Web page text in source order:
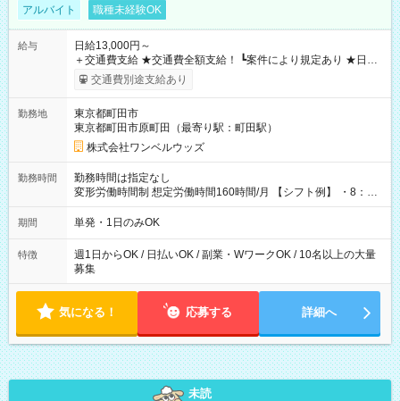
アルバイト 職種未経験OK
給与
日給13,000円～
＋交通費支給 ★交通費全額支給！ ┗案件により規定あり ★日払
いOK！（規定あり） ┗働いたその日に現金GET♪ お仕事後はコ
ンビニATMから 日払い分を引き落とせます！ 【試用期間】試
交通費別途支給あり
勤務地
東京都町田市
東京都町田市原町田（最寄り駅：町田駅）
株式会社ワンベルウッズ
勤務時間
勤務時間は指定なし
変形労働時間制 想定労働時間160時間/月 【シフト例】 ・8：00
～21：00
期間 単発・1日のみOK
特徴
週1日からOK / 日払いOK / 副業・WワークOK / 10名以上の大量
募集
気になる！ 応募する 詳細へ
未読